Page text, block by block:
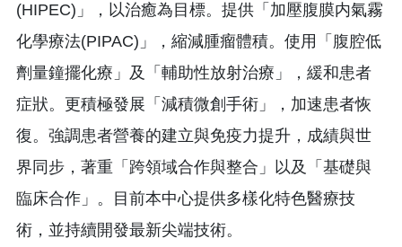
(HIPEC)」，以治癒為目標。提供「加壓腹膜内氣霧
化學療法(PIPAC)」，縮減腫瘤體積。使用「腹腔低
劑量鐘擺化療」及「輔助性放射治療」，緩和患者
症狀。更積極發展「減積微創手術」，加速患者恢
復。強調患者營養的建立與免疫力提升，成績與世
界同步，著重「跨領域合作與整合」以及「基礎與
臨床合作」。目前本中心提供多樣化特色醫療技
術，並持續開發最新尖端技術。